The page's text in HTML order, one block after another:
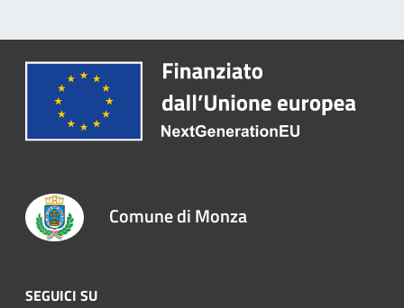
Comune di Monza
SEGUICI SU